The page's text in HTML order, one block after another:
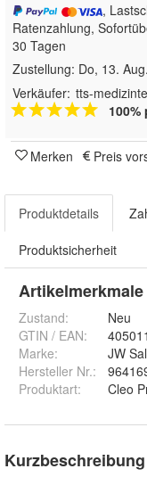
,
Ratenzahlung,
30 Tagen
Zustellung: Do, 13.
Verkäufer: tts-
Merken Preis
Produktdetails
Produktsicherheit
Artikelmerkmale
Zustand:
Neu
GTIN / EAN:
Marke:
JW
Hersteller Nr.:
Produktart: Cleo
Kurzbeschreibung